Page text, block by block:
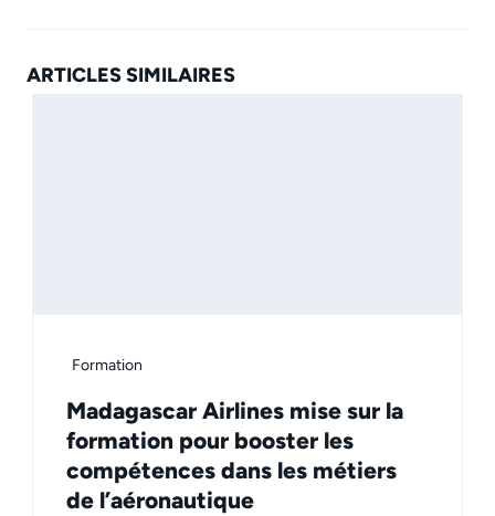
ARTICLES SIMILAIRES
Formation
Madagascar Airlines mise sur la
formation pour booster les
compétences dans les métiers
de l’aéronautique